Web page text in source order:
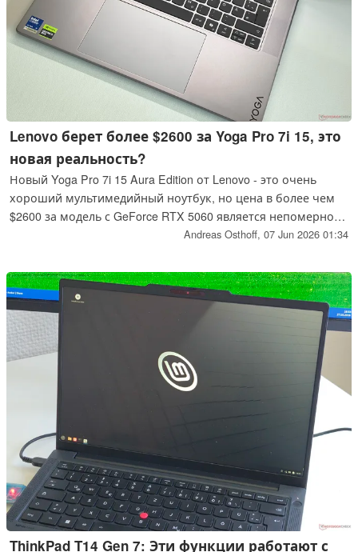
Lenovo берет более $2600 за Yoga Pro 7i 15, это
новая реальность?
Новый Yoga Pro 7i 15 Aura Edition от Lenovo - это очень
хороший мультимедийный ноутбук, но цена в более чем
$2600 за модель с GeForce RTX 5060 является непомерно
высокой. Такова новая реальность или новая Yoga просто
Andreas Osthoff, 07 Jun 2026 01:34
ThinkPad T14 Gen 7: Эти функции работают с